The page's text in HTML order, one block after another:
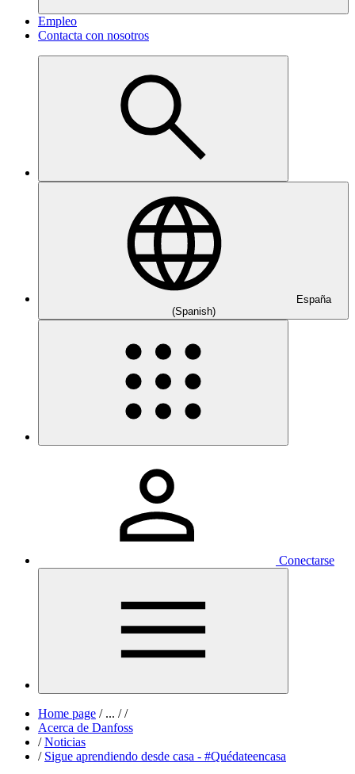
Empleo
Contacta con nosotros
España
(Spanish)
Conectarse
Home page /... / /
Acerca de Danfoss
/ Noticias
/ Sigue aprendiendo desde casa - #Quédateencasa